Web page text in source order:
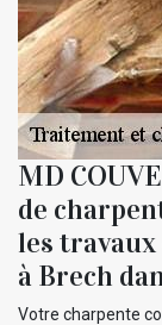
MD
de
les
à Brech
Votre charpente